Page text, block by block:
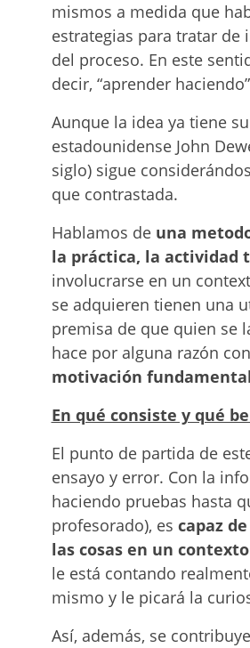
mismos a medida que
estrategias para tratar
del proceso. En este
decir, “aprender
Aunque la idea ya tiene
estadounidense John
siglo) sigue
que contrastada.
Hablamos de una
la práctica, la actividad
involucrarse en un
se adquieren tienen una
premisa de que quien se
hace por alguna razón
motivación
En qué consiste y qué
El punto de partida de
ensayo y error. Con la
haciendo pruebas hasta
profesorado), es capaz
las cosas en un contexto
le está contando
mismo y le picará la
Así, además, se